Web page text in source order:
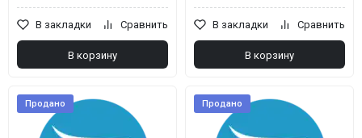
В закладки Сравнить
В корзину
В закладки Сравнить
В корзину
Продано Продано